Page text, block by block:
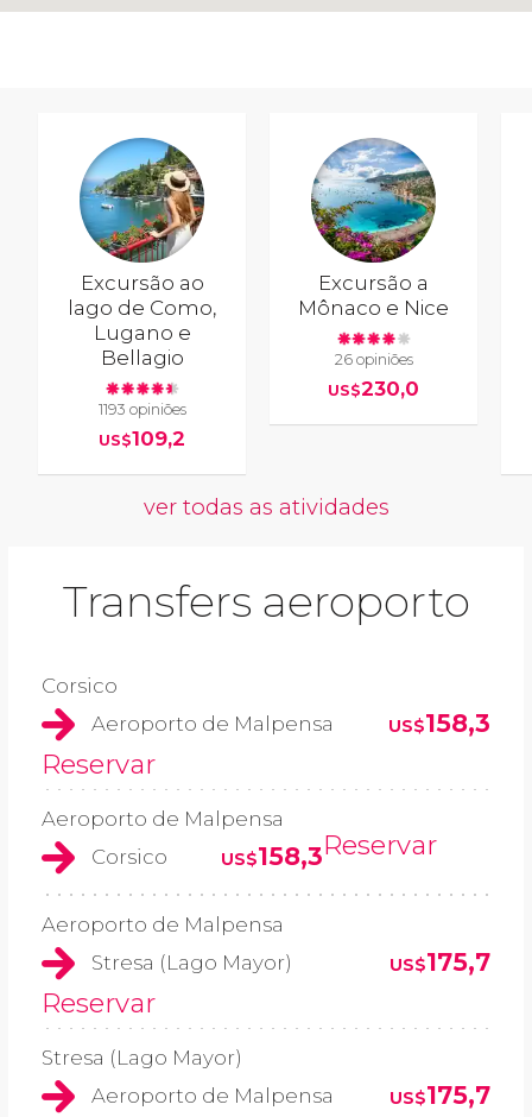
Excursão ao
lago de Como,
Lugano e
Bellagio
1193 opiniões
US$109,2
Excursão a
Mônaco e Nice
26 opiniões
US$230,0
ver todas as atividades
Transfers aeroporto
Corsico
Aeroporto de Malpensa
US$158,3
Reservar
Aeroporto de Malpensa
Corsico
US$158,3Reservar
Aeroporto de Malpensa
Stresa (Lago Mayor)
US$175,7
Reservar
Stresa (Lago Mayor)
Aeroporto de Malpensa
US$175,7